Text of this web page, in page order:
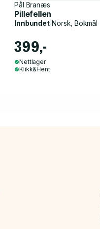
Pål Branæs
Pillefellen
Innbundet|Norsk, Bokmål
399,-
Nettlager
Klikk&Hent